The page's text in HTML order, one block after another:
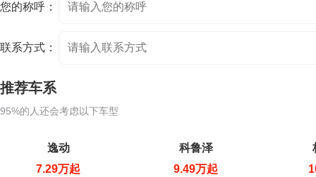
您的称呼：
联系方式：
推荐车系
95%的人还会考虑以下车型
逸动
7.29万起
科鲁泽
9.49万起